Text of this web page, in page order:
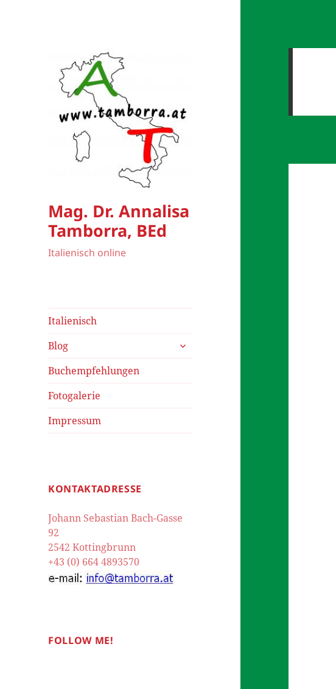
Mag. Dr. Annalisa
Tamborra, BEd
Italienisch online
Italienisch
Blog
untermenü
Buchempfehlungen
Fotogalerie
Impressum
KONTAKTADRESSE
Johann Sebastian Bach-Gasse
92
2542 Kottingbrunn
+43 (0) 664 4893570
FOLLOW ME!